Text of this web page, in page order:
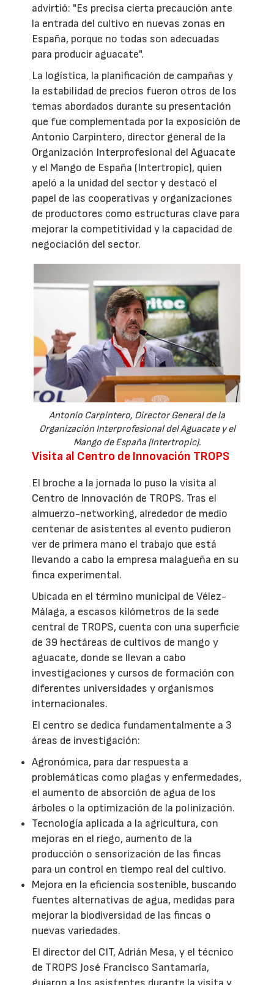
advirtió: "Es precisa cierta precaución ante
la entrada del cultivo en nuevas zonas en
España, porque no todas son adecuadas
para producir aguacate".
La logística, la planificación de campañas y
la estabilidad de precios fueron otros de los
temas abordados durante su presentación
que fue complementada por la exposición de
Antonio Carpintero, director general de la
Organización Interprofesional del Aguacate
y el Mango de España (Intertropic), quien
apeló a la unidad del sector y destacó el
papel de las cooperativas y organizaciones
de productores como estructuras clave para
mejorar la competitividad y la capacidad de
negociación del sector.
Antonio Carpintero, Director General de la
Organización Interprofesional del Aguacate y el
Mango de España (Intertropic).
Visita al Centro de Innovación TROPS
El broche a la jornada lo puso la visita al
Centro de Innovación de TROPS. Tras el
almuerzo-networking, alrededor de medio
centenar de asistentes al evento pudieron
ver de primera mano el trabajo que está
llevando a cabo la empresa malagueña en su
finca experimental.
Ubicada en el término municipal de Vélez-
Málaga, a escasos kilómetros de la sede
central de TROPS, cuenta con una superficie
de 39 hectáreas de cultivos de mango y
aguacate, donde se llevan a cabo
investigaciones y cursos de formación con
diferentes universidades y organismos
internacionales.
El centro se dedica fundamentalmente a 3
áreas de investigación:
Agronómica, para dar respuesta a
problemáticas como plagas y enfermedades,
el aumento de absorción de agua de los
árboles o la optimización de la polinización.
Tecnología aplicada a la agricultura, con
mejoras en el riego, aumento de la
producción o sensorización de las fincas
para un control en tiempo real del cultivo.
Mejora en la eficiencia sostenible, buscando
fuentes alternativas de agua, medidas para
mejorar la biodiversidad de las fincas o
nuevas variedades.
El director del CIT, Adrián Mesa, y el técnico
de TROPS José Francisco Santamaría,